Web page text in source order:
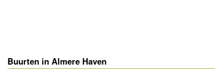
Buurten in Almere Haven